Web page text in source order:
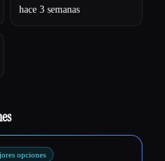
hace 3 semanas
opciones